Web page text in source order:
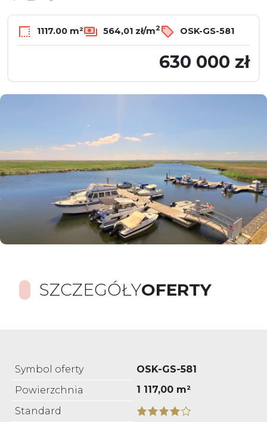
1117.00 m² 564,01 zł/m2 OSK-GS-581
630 000 zł
SZCZEGÓŁYOFERTY
Symbol oferty
OSK-GS-581
Powierzchnia
1 117,00 m²
Standard